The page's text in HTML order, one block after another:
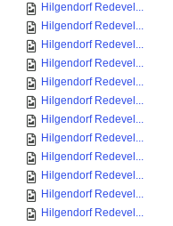
Hilgendorf Redevel...
Hilgendorf Redevel...
Hilgendorf Redevel...
Hilgendorf Redevel...
Hilgendorf Redevel...
Hilgendorf Redevel...
Hilgendorf Redevel...
Hilgendorf Redevel...
Hilgendorf Redevel...
Hilgendorf Redevel...
Hilgendorf Redevel...
Hilgendorf Redevel...